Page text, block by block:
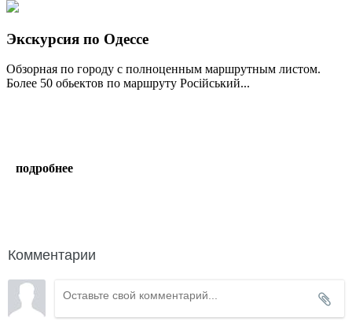
Экскурсия по Одессе
Обзорная по городу с полноценным маршрутным листом.
Более 50 обьектов по маршруту Російський...
подробнее
Комментарии